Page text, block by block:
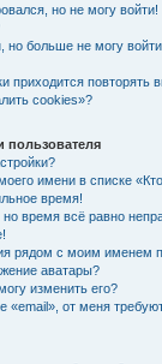
но не могу войти!
но больше не могу
приходится повторять
cookies»?
пользователя
имени в списке
время!
время всё равно
рядом с моим именем
аватары?
изменить его?
«email», от меня